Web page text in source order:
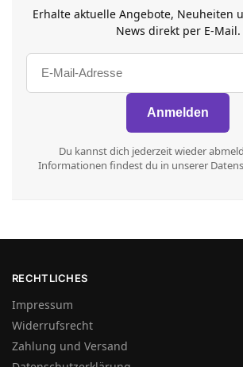
Erhalte aktuelle Angebote, Neuheiten
News direkt per E-Mail.
Du kannst dich jederzeit wieder
Informationen findest du in unserer
RECHTLICHES
Impressum
Widerrufsrecht
Zahlung und Versand